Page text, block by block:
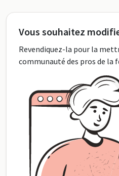
Vous souhaitez
Revendiquez-la pour la
communauté des pros de la